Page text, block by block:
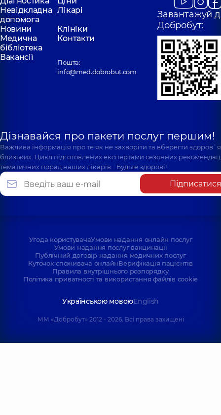
Невідкладна
допомога
Лікарі
Новини
Клініки
Медична
бібліотека
Контакти
Вакансії
Пошта:
info@med.dobrobut.com
Завантажуй
Добробут:
Дізнавайся про пакети послуг першим!
Важлива інформація про те як не захворіти та вберегти
близьких. Цикл підготовлених експертами сезонних
тематичних порад наших лікарів… Будьте здорові!
Підписатися
Угода користувачаУмови надання онлайн послуг
Умови надання послуг вакцинації
Публічний договір надання медичних послуг
Куточок споживача онлайнВерифікація пацієнтів
Правила внутрішнього розпорядку
Політика приватності та використання файлів cookie
Українською мовоюEnglish
ММ «Добробут» 2012 - 2026. Всі права захищені